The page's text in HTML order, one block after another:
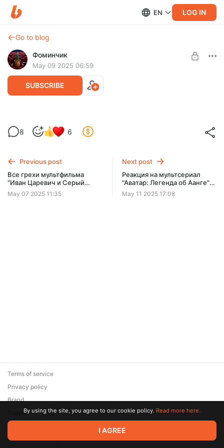
EN LOG IN
Go to blog
Фоминчик
May 09 2025 06:59
SUBSCRIBE
Реакция на мультфильм Трансформеры:
Начало
Level required:
UNLOCK POST
$1.96 -
8 6
Previous post
Все грехи мультфильма
"Иван Царевич и Серый
Волк 2"
May 07 2025 11:35
Next post
Реакция на мультсериал
"Аватар: Легенда об Аанге" |
1 сезон 1 серия
May 11 2025 17:08
© 2026 Zaya Solutions Limited. All rights reserved. All trademarks
are the property of their respective owners.
Terms of service
Privacy policy
Brand
SupportBy using the site, you agree to our cookie policy. Read more here.
I AGREE